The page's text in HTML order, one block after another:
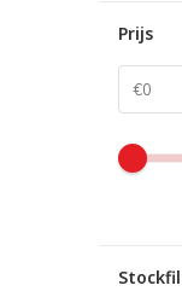
Prijs